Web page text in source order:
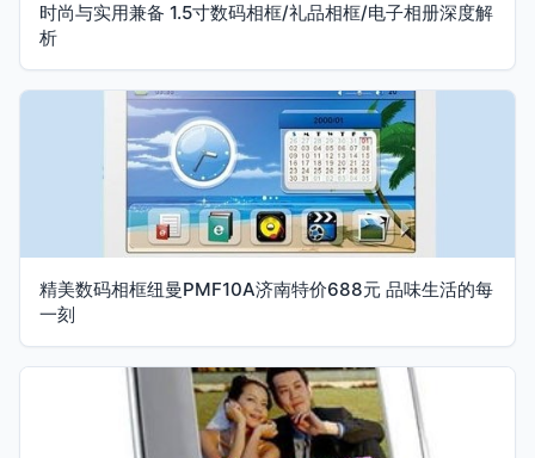
时尚与实用兼备 1.5寸数码相框/礼品相框/电子相册深度解
析
精美数码相框纽曼PMF10A济南特价688元 品味生活的每
一刻